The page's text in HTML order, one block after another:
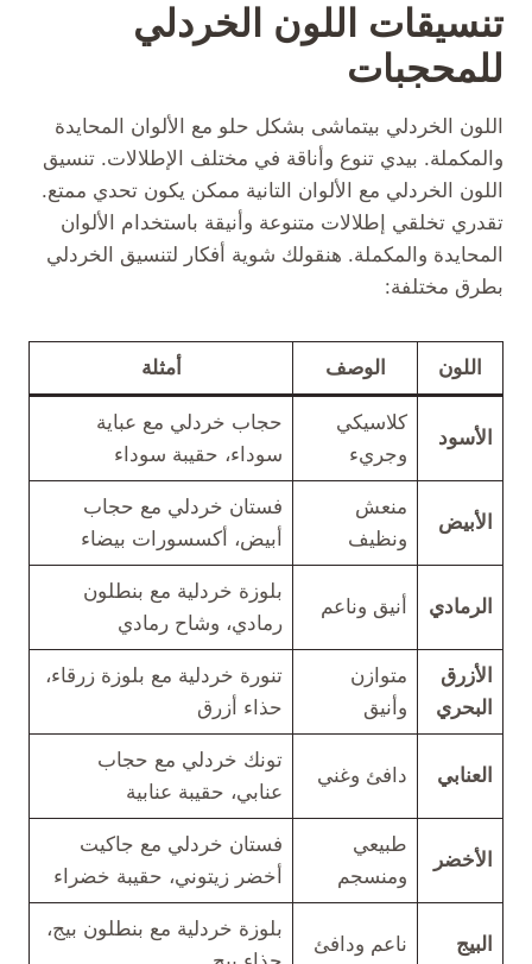
تنسيقات اللون الخردلي
للمحجبات
اللون الخردلي بيتماشى بشكل حلو مع الألوان المحايدة
والمكملة. بيدي تنوع وأناقة في مختلف الإطلالات. تنسيق
اللون الخردلي مع الألوان التانية ممكن يكون تحدي ممتع.
تقدري تخلقي إطلالات متنوعة وأنيقة باستخدام الألوان
المحايدة والمكملة. هنقولك شوية أفكار لتنسيق الخردلي
بطرق مختلفة:
اللون الوصف أمثلة
الأسود
كلاسيكي
وجريء
حجاب خردلي مع عباية
سوداء، حقيبة سوداء
الأبيض
منعش
ونظيف
فستان خردلي مع حجاب
أبيض، أكسسورات بيضاء
الرمادي أنيق وناعم
بلوزة خردلية مع بنطلون
رمادي، وشاح رمادي
الأزرق
البحري
متوازن
وأنيق
تنورة خردلية مع بلوزة زرقاء،
حذاء أزرق
العنابي دافئ وغني
تونك خردلي مع حجاب
عنابي، حقيبة عنابية
الأخضر
طبيعي
ومنسجم
فستان خردلي مع جاكيت
أخضر زيتوني، حقيبة خضراء
البيج ناعم ودافئ
بلوزة خردلية مع بنطلون بيج،